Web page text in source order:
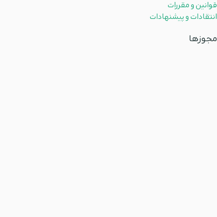
قوانین و مقررات
انتقادات و پیشنهادات
مجوزها